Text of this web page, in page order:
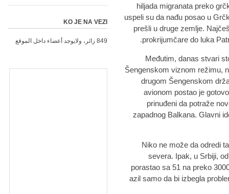
hiljada migranata preko
uspeli su da nađu posao u
prešli u druge zemlje.
prokrijumčare do luka
Međutim, danas stvari
Šengenskom viznom režimu,
drugom Šengenskom
avionom postao je
prinuđeni da potraže
zapadnog Balkana. Glavni
Niko ne može da odredi
severa. Ipak, u Srbiji,
porastao sa 51 na preko
azil samo da bi izbegla
KO JE NA VEZI
849 زائر، ولايوجد أعضاء داخل الموقع